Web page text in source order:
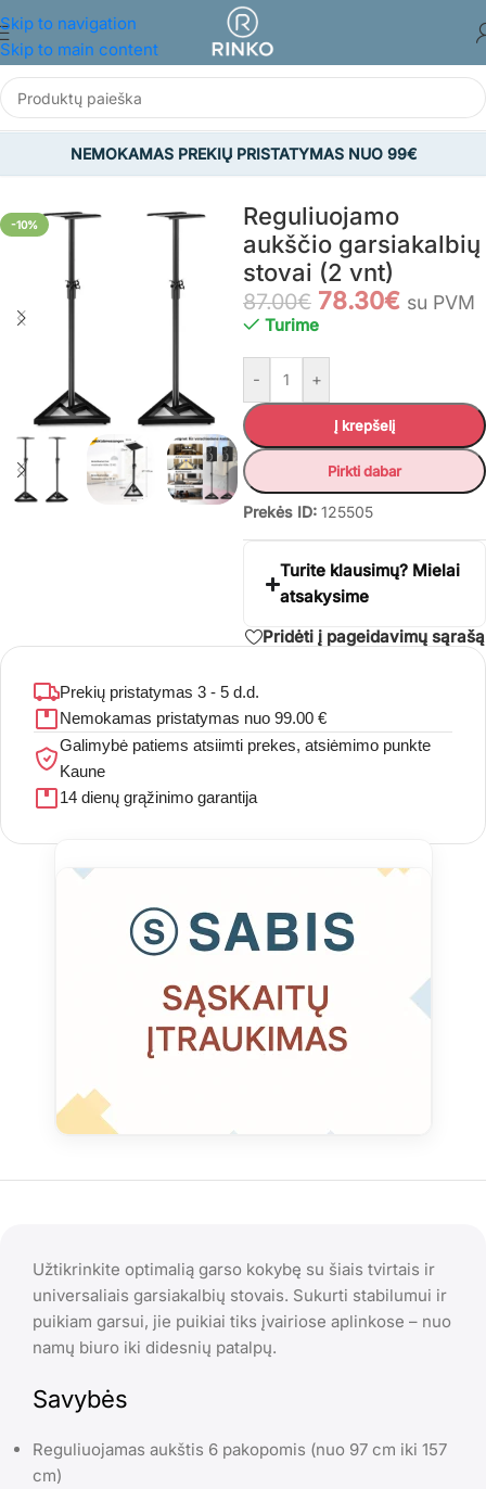
Skip to navigation
Skip to main content
NEMOKAMAS PREKIŲ PRISTATYMAS NUO 99€
NAMAMS IR BUIČIAI/Muzikos instrumentai
-10%
Reguliuojamo
aukščio garsiakalbių
stovai (2 vnt)
87.00€ 78.30€ su PVM
Turime
- +
Į krepšelį
Pirkti dabar
Prekės ID: 125505
Turite klausimų? Mielai
atsakysime
Pridėti į pageidavimų sąrašą
Prekių pristatymas 3 - 5 d.d.
Nemokamas pristatymas nuo 99.00 €
Galimybė patiems atsiimti prekes, atsiėmimo punkte
Kaune
14 dienų grąžinimo garantija
Užtikrinkite optimalią garso kokybę su šiais tvirtais ir
universaliais garsiakalbių stovais. Sukurti stabilumui ir
puikiam garsui, jie puikiai tiks įvairiose aplinkose – nuo
namų biuro iki didesnių patalpų.
Savybės
Reguliuojamas aukštis 6 pakopomis (nuo 97 cm iki 157
cm)